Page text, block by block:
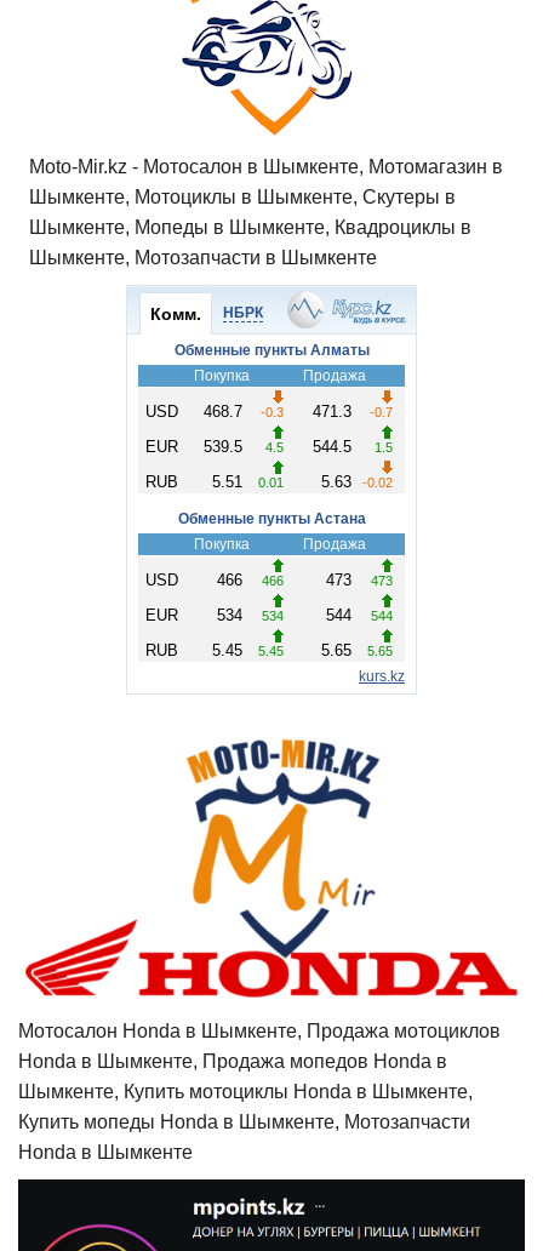
Moto-Mir.kz - Мотосалон в Шымкенте, Мотомагазин в
Шымкенте, Мотоциклы в Шымкенте, Скутеры в
Шымкенте, Мопеды в Шымкенте, Квадроциклы в
Шымкенте, Мотозапчасти в Шымкенте
Мотосалон Honda в Шымкенте, Продажа мотоциклов
Honda в Шымкенте, Продажа мопедов Honda в
Шымкенте, Купить мотоциклы Honda в Шымкенте,
Купить мопеды Honda в Шымкенте, Мотозапчасти
Honda в Шымкенте